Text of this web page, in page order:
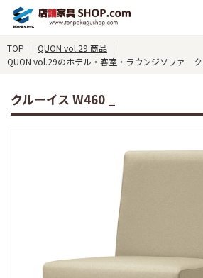
TOP
QUON vol.29 商品
QUON vol.29のホテル・客室・ラウンジソファ ク
クルーイス W460 _